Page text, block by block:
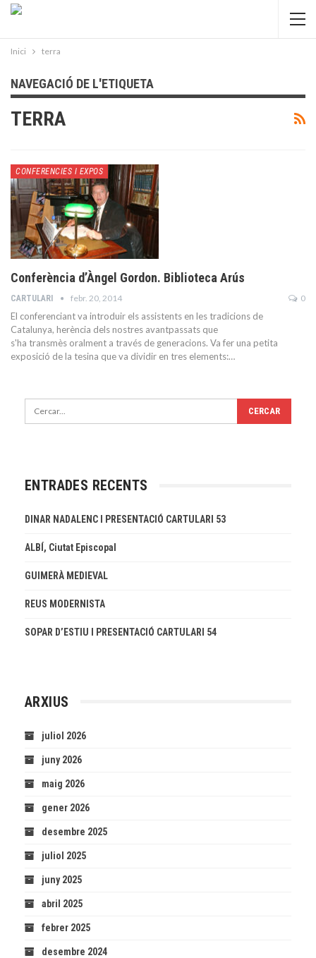
Inici terra
NAVEGACIÓ DE L'ETIQUETA
TERRA
CONFERENCIES I EXPOS
Conferència d’Àngel Gordon. Biblioteca Arús
CARTULARI febr. 20, 2014 0
El conferenciant va introduir els assistents en les tradicions de
Catalunya, herència dels nostres avantpassats que
s'ha transmès oralment a través de generacions. Va fer una petita
exposició de la tesina que va dividir en tres elements:…
ENTRADES RECENTS
DINAR NADALENC I PRESENTACIÓ CARTULARI 53
ALBÍ, Ciutat Episcopal
GUIMERÀ MEDIEVAL
REUS MODERNISTA
SOPAR D’ESTIU I PRESENTACIÓ CARTULARI 54
ARXIUS
juliol 2026
juny 2026
maig 2026
gener 2026
desembre 2025
juliol 2025
juny 2025
abril 2025
febrer 2025
desembre 2024